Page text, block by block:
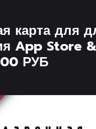
карта для
App Store &
РУБ